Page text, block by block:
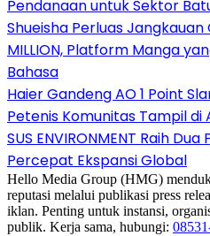
Pendanaan untuk Sektor
Shueisha Perluas
MILLION, Platform Manga
Bahasa
Haier Gandeng AO 1 Point
Petenis Komunitas Tampil di
SUS ENVIRONMENT Raih
Percepat Ekspansi Global
Hello Media Group (HMG)
reputasi melalui publikasi press
iklan. Penting untuk instansi,
publik. Kerja sama, hubungi: